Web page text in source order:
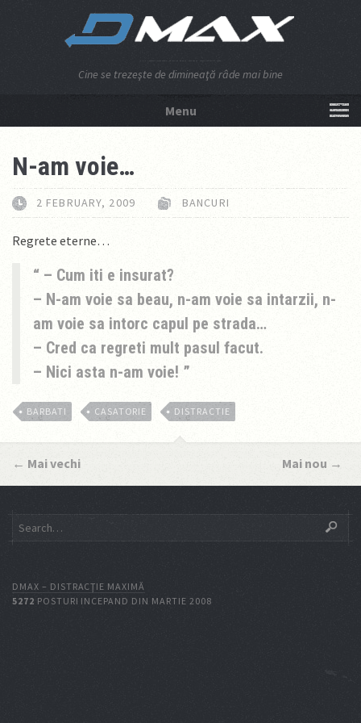
Cine se trezeşte de dimineaţă râde mai bine
Menu
N-am voie…
2 FEBRUARY, 2009 BANCURI
Regrete eterne…
– Cum iti e insurat?
– N-am voie sa beau, n-am voie sa intarzii, n-
am voie sa intorc capul pe strada…
– Cred ca regreti mult pasul facut.
– Nici asta n-am voie!
BARBATI CASATORIE DISTRACTIE
← Mai vechi Mai nou →
DMAX – DISTRACŢIE MAXIMĂ
5272 POSTURI INCEPAND DIN MARTIE 2008